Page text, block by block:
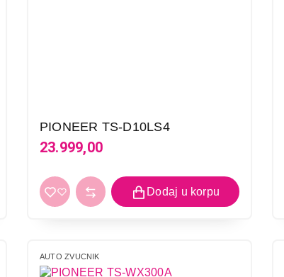
PIONEER TS-D10LS4
23.999,00
AUTO ZVUCNIK
dodat u korpu.